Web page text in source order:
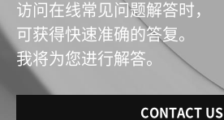
访问在线常见问题解答时，
可获得快速准确的答复。
我将为您进行解答。
CONTACT US